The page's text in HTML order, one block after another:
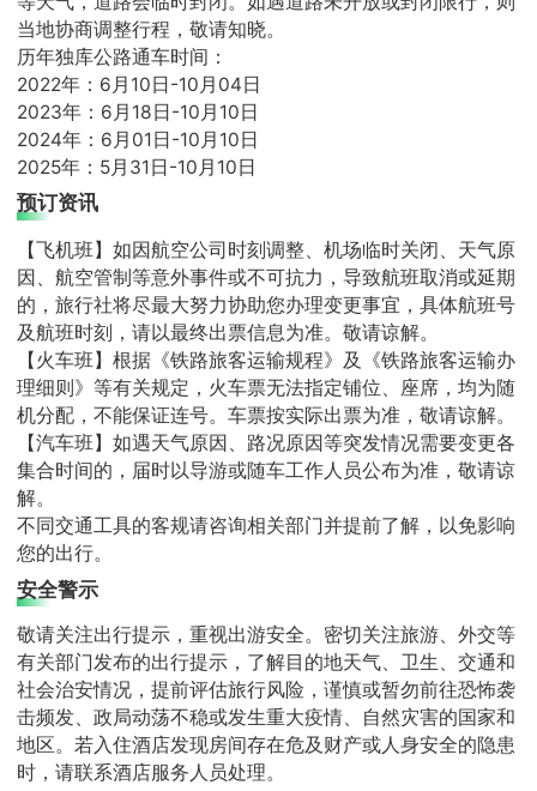
当地协商调整行程，敬请知晓。
历年独库公路通车时间：
2022年：6月10日-10月04日
2023年：6月18日-10月10日
2024年：6月01日-10月10日
2025年：5月31日-10月10日
预订资讯
【飞机班】如因航空公司时刻调整、机场临时关闭、天气原
因、航空管制等意外事件或不可抗力，导致航班取消或延期
的，旅行社将尽最大努力协助您办理变更事宜，具体航班号
及航班时刻，请以最终出票信息为准。敬请谅解。
【火车班】根据《铁路旅客运输规程》及《铁路旅客运输办
理细则》等有关规定，火车票无法指定铺位、座席，均为随
机分配，不能保证连号。车票按实际出票为准，敬请谅解。
【汽车班】如遇天气原因、路况原因等突发情况需要变更各
集合时间的，届时以导游或随车工作人员公布为准，敬请谅
解。
不同交通工具的客规请咨询相关部门并提前了解，以免影响
您的出行。
安全警示
敬请关注出行提示，重视出游安全。密切关注旅游、外交等
有关部门发布的出行提示，了解目的地天气、卫生、交通和
社会治安情况，提前评估旅行风险，谨慎或暂勿前往恐怖袭
击频发、政局动荡不稳或发生重大疫情、自然灾害的国家和
地区。若入住酒店发现房间存在危及财产或人身安全的隐患
时，请联系酒店服务人员处理。